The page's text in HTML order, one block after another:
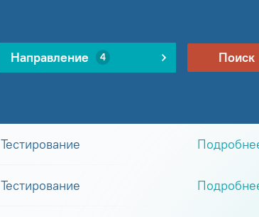
Направление 4 Поиск
Тестирование
Тестирование